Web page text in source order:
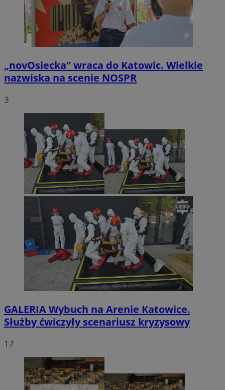
„novOsiecka” wraca do Katowic. Wielkie
nazwiska na scenie NOSPR
3
GALERIAWybuch na Arenie Katowice.
Służby ćwiczyły scenariusz kryzysowy
17